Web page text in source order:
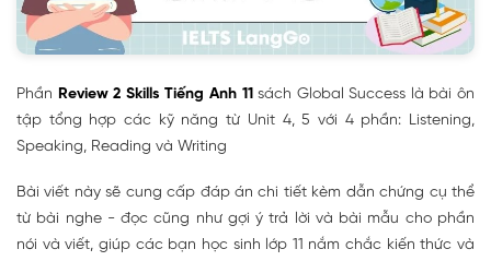
Phần Review 2 Skills Tiếng Anh 11 sách Global Success là bài ôn
tập tổng hợp các kỹ năng từ Unit 4, 5 với 4 phần: Listening,
Speaking, Reading và Writing
Bài viết này sẽ cung cấp đáp án chi tiết kèm dẫn chứng cụ thể
từ bài nghe - đọc cũng như gợi ý trả lời và bài mẫu cho phần
nói và viết, giúp các bạn học sinh lớp 11 nắm chắc kiến thức và